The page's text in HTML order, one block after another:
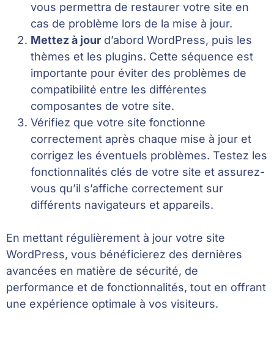
vous permettra de restaurer votre site en
cas de problème lors de la mise à jour.
Mettez à jour d’abord WordPress, puis les
thèmes et les plugins. Cette séquence est
importante pour éviter des problèmes de
compatibilité entre les différentes
composantes de votre site.
Vérifiez que votre site fonctionne
correctement après chaque mise à jour et
corrigez les éventuels problèmes. Testez les
fonctionnalités clés de votre site et assurez-
vous qu’il s’affiche correctement sur
différents navigateurs et appareils.
En mettant régulièrement à jour votre site
WordPress, vous bénéficierez des dernières
avancées en matière de sécurité, de
performance et de fonctionnalités, tout en offrant
une expérience optimale à vos visiteurs.